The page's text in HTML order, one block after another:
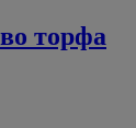
торфа